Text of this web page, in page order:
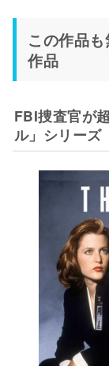
この作品
作品
FBI捜査官が
ル」シリーズ